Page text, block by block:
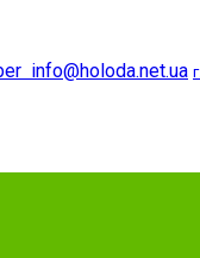
info@holoda.net.ua